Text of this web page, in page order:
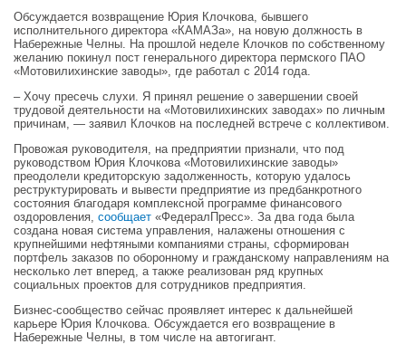
Обсуждается возвращение Юрия Клочкова, бывшего
исполнительного директора «КАМАЗа», на новую должность в
Набережные Челны. На прошлой неделе Клочков по собственному
желанию покинул пост генерального директора пермского ПАО
«Мотовилихинские заводы», где работал с 2014 года.
– Хочу пресечь слухи. Я принял решение о завершении своей
трудовой деятельности на «Мотовилихинских заводах» по личным
причинам, — заявил Клочков на последней встрече с коллективом.
Провожая руководителя, на предприятии признали, что под
руководством Юрия Клочкова «Мотовилихинские заводы»
преодолели кредиторскую задолженность, которую удалось
реструктурировать и вывести предприятие из предбанкротного
состояния благодаря комплексной программе финансового
оздоровления, сообщает «ФедералПресс». За два года была
создана новая система управления, налажены отношения с
крупнейшими нефтяными компаниями страны, сформирован
портфель заказов по оборонному и гражданскому направлениям на
несколько лет вперед, а также реализован ряд крупных
социальных проектов для сотрудников предприятия.
Бизнес-сообщество сейчас проявляет интерес к дальнейшей
карьере Юрия Клочкова. Обсуждается его возвращение в
Набережные Челны, в том числе на автогигант.